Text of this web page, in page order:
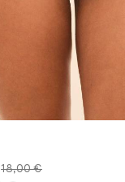
18,00 €